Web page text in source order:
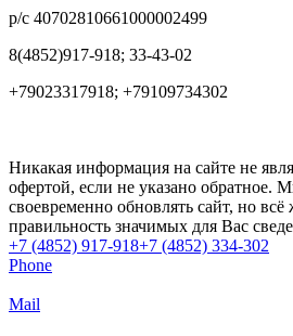
р/с 40702810661000002499
8(4852)917-918; 33-43-02
+79023317918; +79109734302
Никакая информация на сайте не
офертой, если не указано обратное.
своевременно обновлять сайт, но
правильность значимых для Вас
+7 (4852) 917-918+7 (4852) 334-302
Phone
Mail